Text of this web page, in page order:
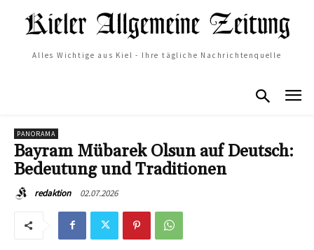
Alles Wichtige aus Kiel - Ihre tägliche Nachrichtenquelle
PANORAMA
Bayram Mübarek Olsun auf Deutsch:
Bedeutung und Traditionen
redaktion 02.07.2026